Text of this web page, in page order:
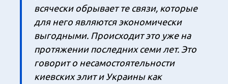
всячески обрывает те связи, которые
для него являются экономически
выгодными. Происходит это уже на
протяжении последних семи лет. Это
говорит о несамостоятельности
киевских элит и Украины как